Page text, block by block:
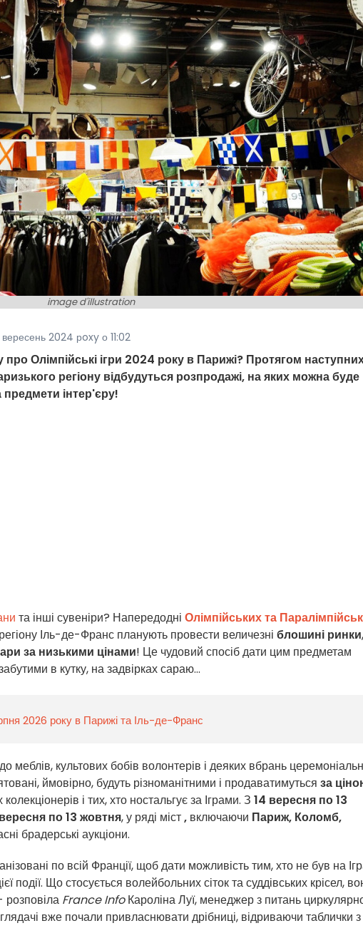
image d'illustration
вересень 2024 рoxy о 11:02
Олімпійські ігри 2024 року в Парижі? Протягом
регіону відбудуться розпродажі, на яких можна буде
предмети інтер'єру!
та інші сувеніри? Напередодні Олімпійських та
Іль-де-Франс планують провести величезні блошині ринки
за низькими цінами! Це чудовий спосіб дати цим предметам
в кутку, на задвірках сараю...
2026 року в Парижі та Іль-де-Франс
меблів, культових бобів волонтерів і деяких вбрань
ймовірно, будуть різноманітними і продаватимуться за
і тих, хто ностальгує за Іграми. З 14 вересня по 13
по 13 жовтня, у ряді міст, включаючи Париж, Коломб,
брадерські аукціони.
по всій Франції, щоб дати можливість тим, хто не був на
події. Що стосується волейбольних сіток та суддівських крісел,
розповіла France InfoКароліна Луї, менеджер з питань
вже почали привласнювати дрібниці, відриваючи таблички з